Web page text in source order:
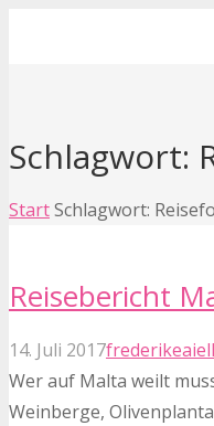
Schlagwort:
StartSchlagwort:
Reisebericht
14. Juli 2017
Wer auf Malta weilt
Weinberge,